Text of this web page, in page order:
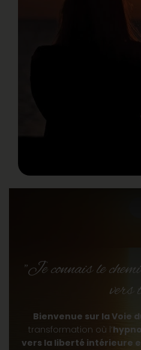
"Je connais le
vers
Bienvenue sur la Voie
transformation où l’
vers la liberté intérieure